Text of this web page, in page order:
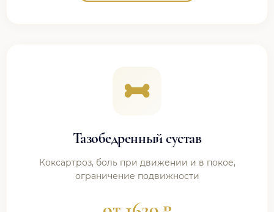
Тазобедренный сустав
Коксартроз, боль при движении и в покое,
ограничение подвижности